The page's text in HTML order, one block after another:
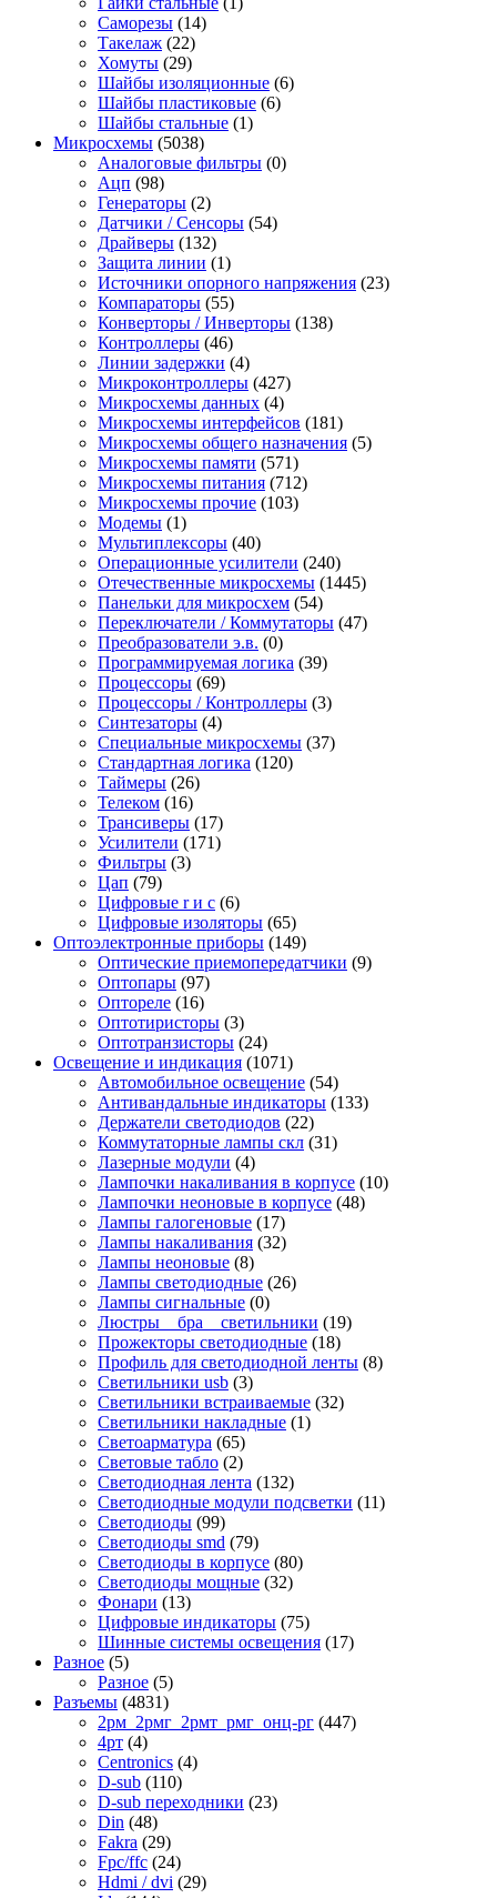
Саморезы (14)
Такелаж (22)
Хомуты (29)
Шайбы изоляционные (6)
Шайбы пластиковые (6)
Шайбы стальные (1)
Микросхемы (5038)
Аналоговые фильтры (0)
Ацп (98)
Генераторы (2)
Датчики / Сенсоры (54)
Драйверы (132)
Защита линии (1)
Источники опорного напряжения (23)
Компараторы (55)
Конверторы / Инверторы (138)
Контроллеры (46)
Линии задержки (4)
Микроконтроллеры (427)
Микросхемы данных (4)
Микросхемы интерфейсов (181)
Микросхемы общего назначения (5)
Микросхемы памяти (571)
Микросхемы питания (712)
Микросхемы прочие (103)
Модемы (1)
Мультиплексоры (40)
Операционные усилители (240)
Отечественные микросхемы (1445)
Панельки для микросхем (54)
Переключатели / Коммутаторы (47)
Преобразователи э.в. (0)
Программируемая логика (39)
Процессоры (69)
Процессоры / Контроллеры (3)
Синтезаторы (4)
Специальные микросхемы (37)
Стандартная логика (120)
Таймеры (26)
Телеком (16)
Трансиверы (17)
Усилители (171)
Фильтры (3)
Цап (79)
Цифровые r и c (6)
Цифровые изоляторы (65)
Оптоэлектронные приборы (149)
Оптические приемопередатчики (9)
Оптопары (97)
Оптореле (16)
Оптотиристоры (3)
Оптотранзисторы (24)
Освещение и индикация (1071)
Автомобильное освещение (54)
Антивандальные индикаторы (133)
Держатели светодиодов (22)
Коммутаторные лампы скл (31)
Лазерные модули (4)
Лампочки накаливания в корпусе (10)
Лампочки неоновые в корпусе (48)
Лампы галогеновые (17)
Лампы накаливания (32)
Лампы неоновые (8)
Лампы светодиодные (26)
Лампы сигнальные (0)
Люстры _ бра _ светильники (19)
Прожекторы светодиодные (18)
Профиль для светодиодной ленты (8)
Светильники usb (3)
Светильники встраиваемые (32)
Светильники накладные (1)
Светоарматура (65)
Световые табло (2)
Светодиодная лента (132)
Светодиодные модули подсветки (11)
Светодиоды (99)
Светодиоды smd (79)
Светодиоды в корпусе (80)
Светодиоды мощные (32)
Фонари (13)
Цифровые индикаторы (75)
Шинные системы освещения (17)
Разное (5)
Разное (5)
Разъемы (4831)
2рм_2рмг_2рмт_рмг_онц-рг (447)
4рт (4)
Centronics (4)
D-sub (110)
D-sub переходники (23)
Din (48)
Fakra (29)
Fpc/ffc (24)
Hdmi / dvi (29)